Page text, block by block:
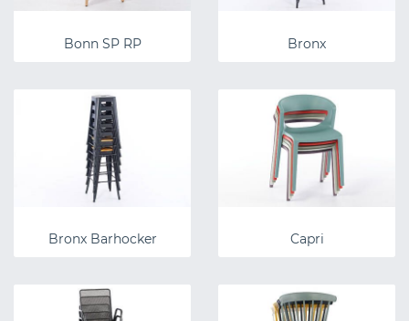
Bonn SP RP Bronx
Bronx Barhocker Capri